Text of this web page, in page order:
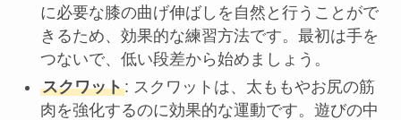
に必要な膝の曲げ伸ばしを自然と行うことがで
きるため、効果的な練習方法です。最初は手を
つないで、低い段差から始めましょう。
スクワット: スクワットは、太ももやお尻の筋
肉を強化するのに効果的な運動です。遊びの中